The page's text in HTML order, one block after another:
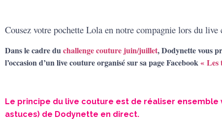
Cousez votre pochette Lola en notre compagnie lors du
Dans le cadre duchallenge couture juin/juillet, Dodynette vous
l’occasion d’un live couture organisé sur sa page Facebook« Les
Le principe du live couture est de réaliser
astuces) de Dodynette en direct.